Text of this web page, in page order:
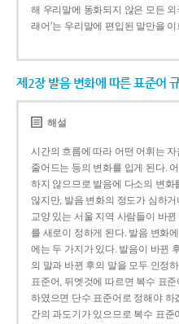
해 우리말에 동화되지 않은 모든 외
래어’는 우리말에 편입된 말만을
제2장 발음 변화에 따른 표준어
해설
시간의 흐름에 따라 어떤 어휘는
줄어드는 등의 변화를 입게 된다.
하지 않으므로 발음에 다소의 변
않지만, 발음 변화의 정도가 심하
교양 있는 서울 지역 사람들이 바
를 새로이 정하게 된다. 발음 변화
에는 두 가지가 있다. 발음이 바뀐
의 말과 바뀐 후의 말을 모두 인정
표준어, 뒤엣것에 따르면 복수 표
하였으면 단수 표준어로 정해야 하
간의 과도기가 있으므로 복수 표준